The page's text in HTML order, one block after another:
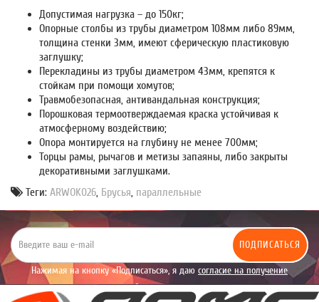
Допустимая нагрузка – до 150кг;
Опорные столбы из трубы диаметром 108мм либо 89мм,
толщина стенки 3мм, имеют сферическую пластиковую
заглушку;
Перекладины из трубы диаметром 43мм, крепятся к
стойкам при помощи хомутов;
Травмобезопасная, антивандальная конструкция;
Порошковая термоотверждаемая краска устойчивая к
атмосферному воздействию;
Опора монтируется на глубину не менее 700мм;
Торцы рамы, рычагов и метизы запаяны, либо закрыты
декоративными заглушками.
Теги: ARWOK026, Брусья, параллельные
ПОДПИСАТЬСЯ
Нажимая на кнопку «Подписаться», я даю согласие на получение
уведомлений рекламного характера.